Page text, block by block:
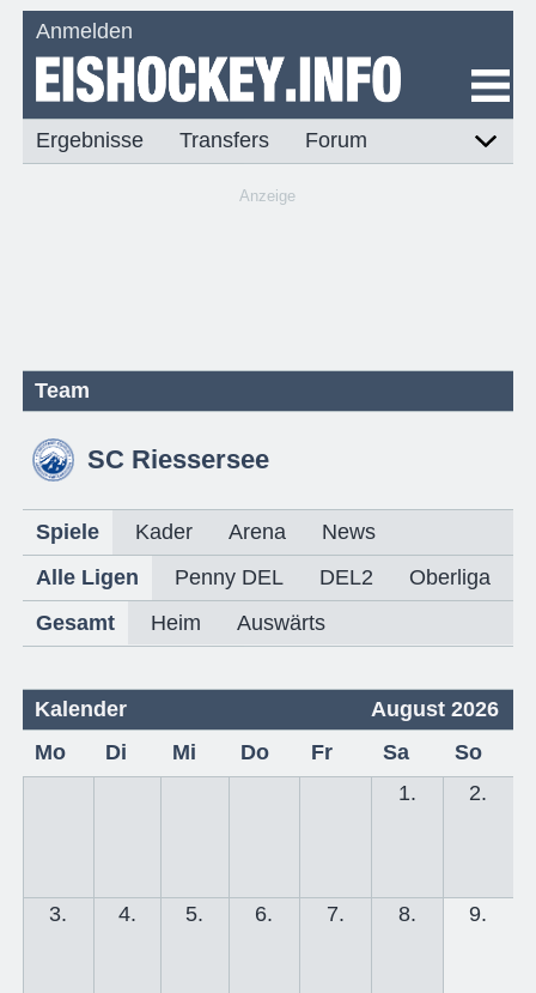
Anmelden
Ergebnisse Transfers Forum
Anzeige
Team
SC Riessersee
Spiele Kader Arena
News
Alle Ligen
Penny DEL DEL2
Oberliga
Gesamt
Heim Auswärts
Kalender
August 2026
Mo
Di Mi Do Fr Sa
So
1.
2.
3. 4. 5. 6. 7. 8. 9.